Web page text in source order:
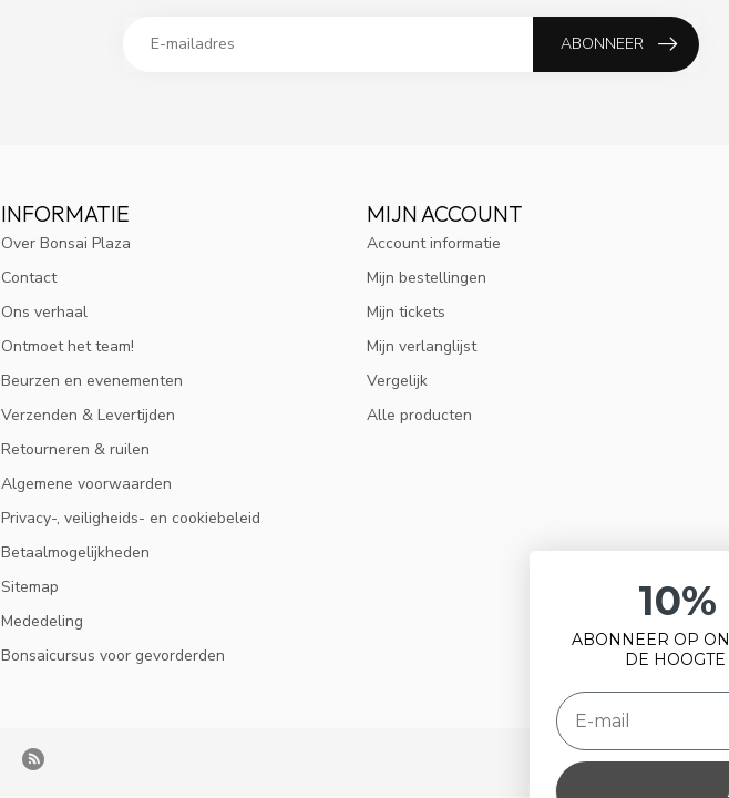
ABONNEER
INFORMATIE
Over Bonsai Plaza
Contact
Ons verhaal
Ontmoet het team!
Beurzen en evenementen
Verzenden & Levertijden
Retourneren & ruilen
Algemene voorwaarden
Privacy-, veiligheids- en cookiebeleid
Betaalmogelijkheden
Sitemap
Mededeling
Bonsaicursus voor gevorderden
MIJN ACCOUNT
Account informatie
Mijn bestellingen
Mijn tickets
Mijn verlanglijst
Vergelijk
Alle producten
ABONNEER OP ONZE NIEUWSBRIEF EN BLIJF OP